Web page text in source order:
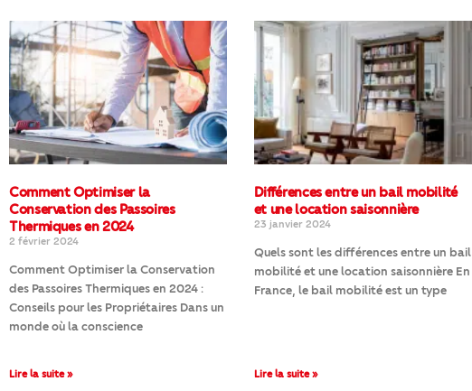
Comment Optimiser la
Conservation des Passoires
Thermiques en 2024
2 février 2024
Comment Optimiser la Conservation
des Passoires Thermiques en 2024 :
Conseils pour les Propriétaires Dans un
monde où la conscience
Lire la suite »
Différences entre un bail mobilité
et une location saisonnière
23 janvier 2024
Quels sont les différences entre un bail
mobilité et une location saisonnière En
France, le bail mobilité est un type
Lire la suite »